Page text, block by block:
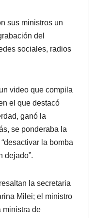
sus ministros un
del
sociales, radios
video que compila
el que destacó
ganó la
se ponderaba la
la bomba
dejado”.
la secretaria
Milei; el ministro
ministra de